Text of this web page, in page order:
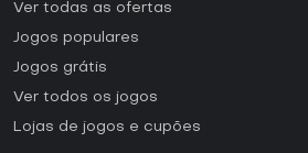
Ver todas as ofertas
Jogos populares
Jogos grátis
Ver todos os jogos
Lojas de jogos e cupões